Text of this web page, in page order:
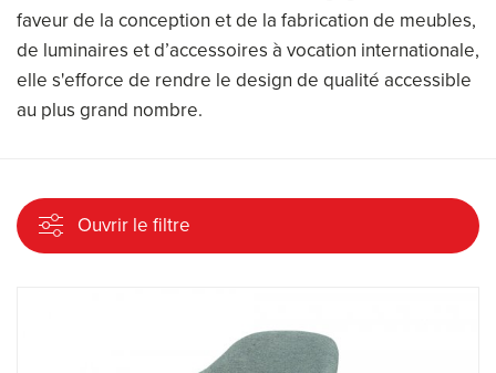
faveur de la conception et de la fabrication de meubles,
de luminaires et d’accessoires à vocation internationale,
elle s'efforce de rendre le design de qualité accessible
au plus grand nombre.
Ouvrir le filtre